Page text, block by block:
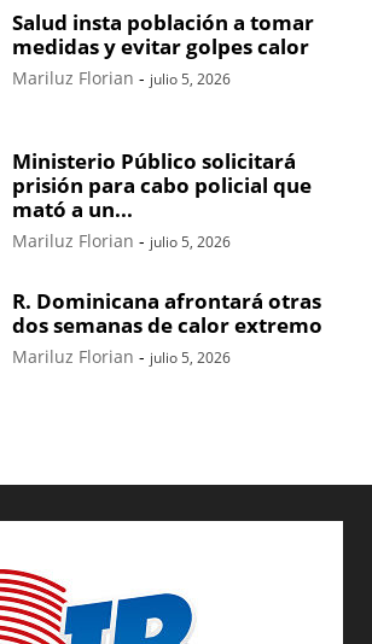
Salud insta población a tomar
medidas y evitar golpes calor
Mariluz Florian - julio 5, 2026
Ministerio Público solicitará
prisión para cabo policial que
mató a un...
Mariluz Florian - julio 5, 2026
R. Dominicana afrontará otras
dos semanas de calor extremo
Mariluz Florian - julio 5, 2026